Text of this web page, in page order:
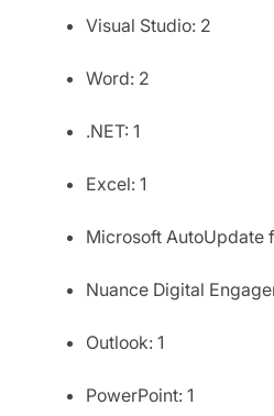
Visual Studio: 2
Word: 2
.NET: 1
Excel: 1
Microsoft AutoUpdate
Nuance Digital
Outlook: 1
PowerPoint: 1